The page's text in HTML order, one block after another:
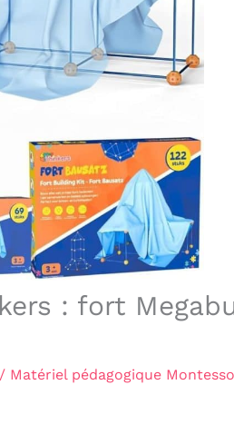
: fort
/ Matériel pédagogique